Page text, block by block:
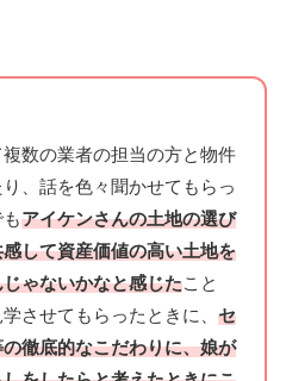
数の業者の担当の方と物件
、話を色々聞かせてもらっ
アイケンさんの土地の選び
して資産価値の高い土地を
ゃないかなと感じたこと
させてもらったときに、 セ
徹底的なこだわりに、娘が